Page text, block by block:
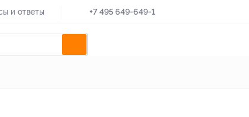
и ответы +7 495 649-649-1